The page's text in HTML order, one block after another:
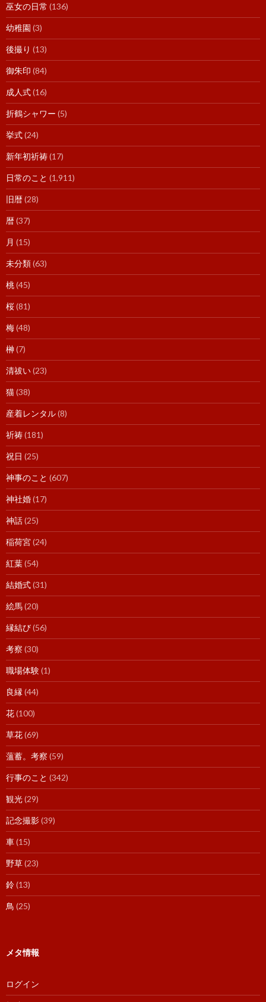
巫女の日常 (136)
幼稚園 (3)
後撮り (13)
御朱印 (84)
成人式(16)
折鶴シャワー (5)
挙式(24)
新年初祈祷(17)
日常のこと (1,911)
旧暦(28)
暦(37)
月 (15)
未分類(63)
桃(45)
桜(81)
梅(48)
榊(7)
清祓い(23)
猫(38)
産着レンタル(8)
祈祷(181)
祝日 (25)
神事のこと (607)
神社婚(17)
神話(25)
稲荷宮(24)
紅葉(54)
結婚式(31)
絵馬(20)
縁結び(56)
考察 (30)
職場体験(1)
良縁 (44)
花(100)
草花(69)
薀蓄。考察 (59)
行事のこと (342)
観光(29)
記念撮影(39)
車(15)
野草(23)
鈴(13)
鳥 (25)
メタ情報
ログイン